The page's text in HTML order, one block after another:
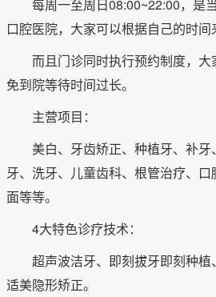
每周一至周日08:00~22:00，是
口腔医院，大家可以根据自己的时间
而且门诊同时执行预约制度，
免到院等待时间过长。
主营项目：
美白、牙齿矫正、种植牙、补
牙、洗牙、儿童齿科、根管治疗、
面等等。
4大特色诊疗技术：
超声波洁牙、即刻拔牙即刻种
适美隐形矫正。